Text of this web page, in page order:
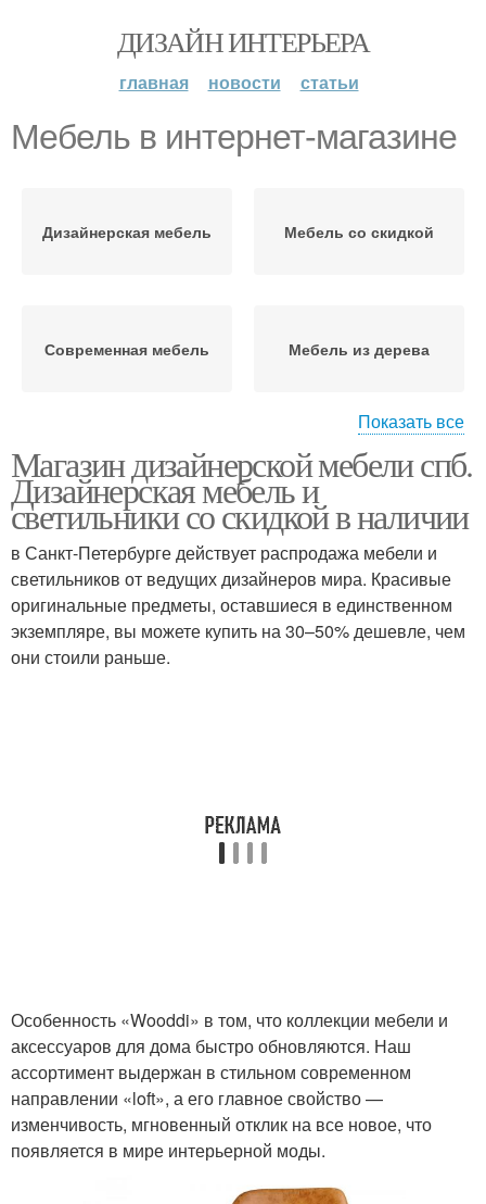
ДИЗАЙН ИНТЕРЬЕРА
главная новости статьи
Мебель в интернет-магазине
Дизайнерская мебель Мебель со скидкой
Современная мебель Мебель из дерева
Мебель в краснодаре Мягкая мебель
Мебель на заказ Мебель в шоурумах
Показать все
Магазин дизайнерской мебели спб.
Дизайнерская мебель и
светильники со скидкой в наличии
в Санкт-Петербурге действует распродажа мебели и
светильников от ведущих дизайнеров мира. Красивые
оригинальные предметы, оставшиеся в единственном
экземпляре, вы можете купить на 30–50% дешевле, чем
они стоили раньше.
Особенность «Wooddi» в том, что коллекции мебели и
аксессуаров для дома быстро обновляются. Наш
ассортимент выдержан в стильном современном
направлении «loft», а его главное свойство —
изменчивость, мгновенный отклик на все новое, что
появляется в мире интерьерной моды.